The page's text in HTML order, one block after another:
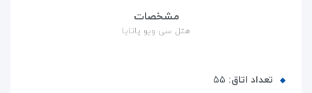
مشخصات
هتل سی ویو پاتایا
تعداد اتاق: ۵۵